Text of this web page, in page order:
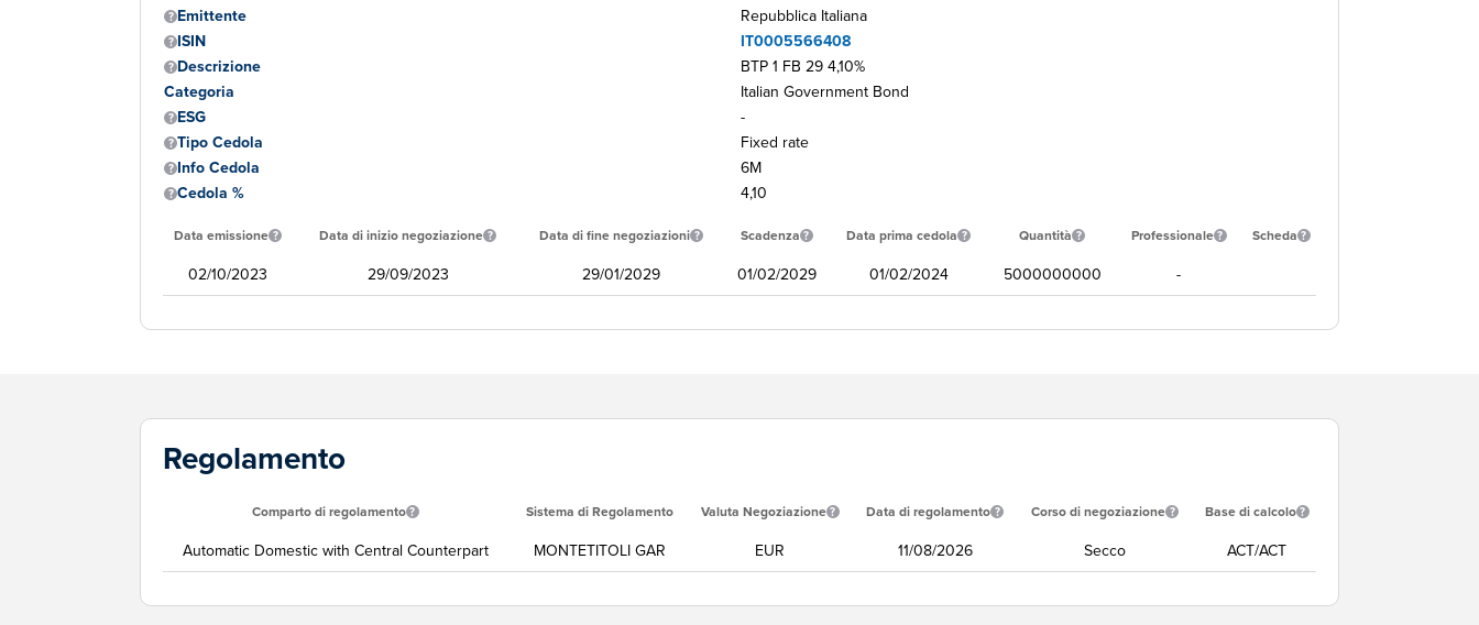
Emittente
Repubblica Italiana
ISIN
IT0005566408
Descrizione
BTP 1 FB 29 4,10%
Categoria
Italian Government Bond
ESG
-
Tipo Cedola
Fixed rate
Info Cedola
6M
Cedola %
4,10
Data emissione Data di inizio negoziazione Data di fine negoziazioni Scadenza Data prima cedola Quantità Professionale Scheda
02/10/2023 29/09/2023 29/01/2029 01/02/2029 01/02/2024 5000000000 -
Regolamento
Comparto di regolamento Sistema di Regolamento Valuta Negoziazione Data di regolamento Corso di negoziazione Base di calcolo
Automatic Domestic with Central Counterpart MONTETITOLI GAR EUR 11/08/2026 Secco ACT/ACT